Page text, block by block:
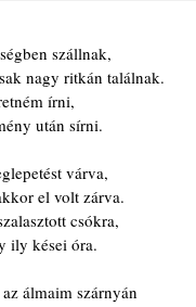
szállnak,
nagy ritkán találnak.
írni,
után sírni.
várva,
el volt zárva.
csókra,
ily kései óra.
álmaim szárnyán